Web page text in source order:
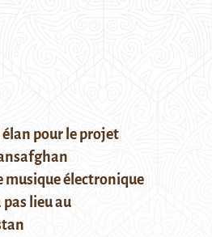
pour le projet
musique électronique
pas lieu au